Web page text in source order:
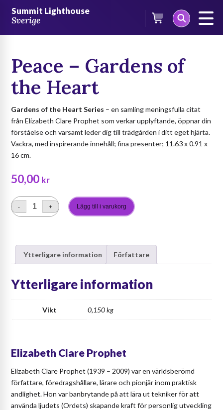
Summit Lighthouse
Sverige
Böcker Böcker på engelska
Gardens of the Heart
Peace – Gardens of
the Heart
Gardens of the Heart Series – en samling meningsfulla citat
från Elizabeth Clare Prophet som verkar upplyftande, öppnar din
förståelse och varsamt leder dig till trädgården i ditt eget hjärta.
Vackra, med inspirerande innehåll; fina presenter; 11.63 x 0.91 x
16 cm.
50,00 kr
Peace
of
mängd
- + Lägg till i varukorg
Ytterligare information Författare
Ytterligare information
Vikt 0,150 kg
Elizabeth Clare Prophet
Elizabeth Clare Prophet (1939 – 2009) var en världsberömd
författare, föredragshållare, lärare och pionjär inom praktisk
andlighet. Hon var banbrytande på att lära ut tekniker för att
använda ljudets (Ordets) skapande kraft för personlig utveckling